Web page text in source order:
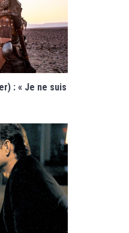
: « Je ne suis